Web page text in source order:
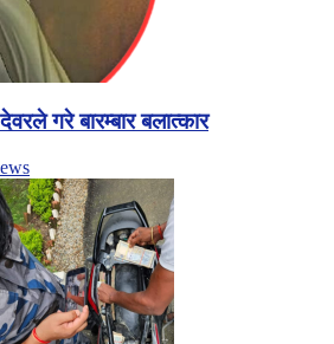
गरे बारम्बार बलात्कार